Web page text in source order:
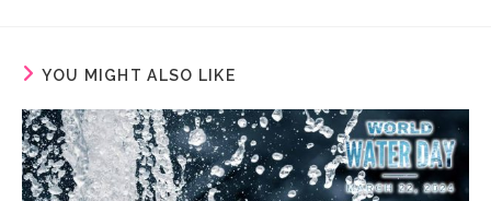
YOU MIGHT ALSO LIKE